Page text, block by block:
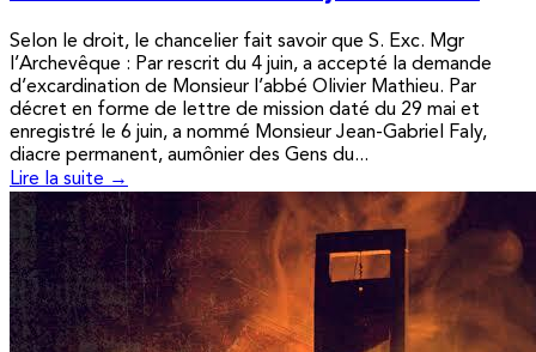
Selon le droit, le chancelier fait savoir que S. Exc. Mgr
l’Archevêque : Par rescrit du 4 juin, a accepté la demande
d’excardination de Monsieur l’abbé Olivier Mathieu. Par
décret en forme de lettre de mission daté du 29 mai et
enregistré le 6 juin, a nommé Monsieur Jean-Gabriel Faly,
diacre permanent, aumônier des Gens du...
Lire la suite →